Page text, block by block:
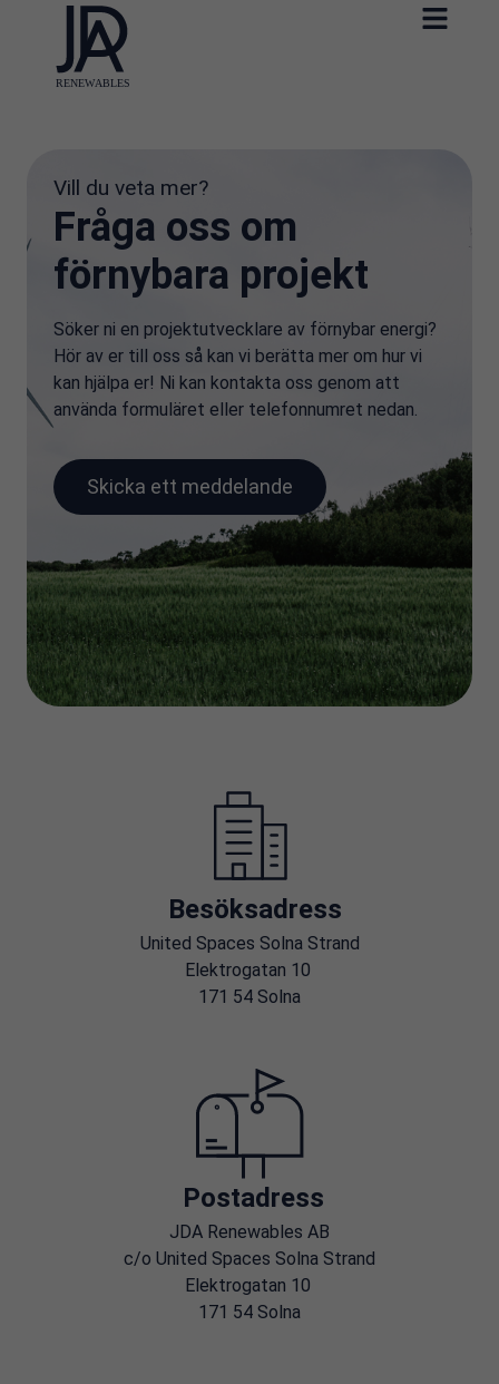
Vill du veta mer?
Fråga oss om
förnybara projekt
Söker ni en projektutvecklare av förnybar energi?
Hör av er till oss så kan vi berätta mer om hur vi
kan hjälpa er! Ni kan kontakta oss genom att
använda formuläret eller telefonnumret nedan.
Skicka ett meddelande
Besöksadress
United Spaces Solna Strand
Elektrogatan 10
171 54 Solna
Postadress
JDA Renewables AB
c/o United Spaces Solna Strand
Elektrogatan 10
171 54 Solna